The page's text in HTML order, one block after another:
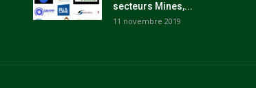
secteurs Mines,...
11 novembre 2019